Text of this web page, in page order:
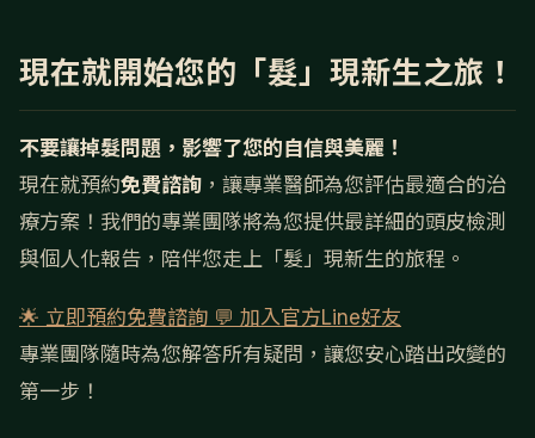
現在就開始您的「髮」現新生之旅！
不要讓掉髮問題，影響了您的自信與美麗！
現在就預約免費諮詢 ，讓專業醫師為您評估最適合的治
療方案！我們的專業團隊將為您提供最詳細的頭皮檢測
與個人化報告，陪伴您走上「髮」現新生的旅程。
🌟 立即預約免費諮詢 💬 加入官方Line好友
專業團隊隨時為您解答所有疑問，讓您安心踏出改變的
第一步！